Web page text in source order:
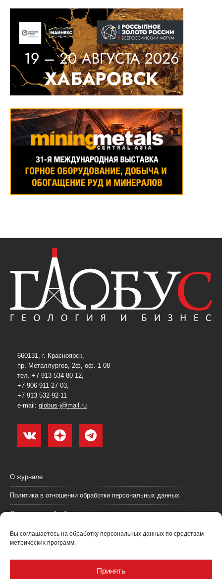
Вы соглашаетесь на обработку персональных данных по средствам
метрических программ.
Принять
660131, г. Красноярск,
пр. Металлургов, 2ф, оф. 1-08
тел. +7 913 534-80-12,
+7 906 911-27-03,
+7 913 532-92-11
e-mail: globus-j@mail.ru
О журнале
Политика в отношении обработки персональных данных
Согласие на обработку персональных данных
Пользовательское соглашение (оферта)